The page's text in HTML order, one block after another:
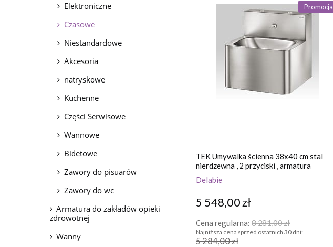
Elektroniczne
Czasowe
Niestandardowe
Akcesoria
natryskowe
Kuchenne
Części Serwisowe
Wannowe
Bidetowe
Zawory do pisuarów
Zawory do wc
Armatura do zakładów opieki
zdrowotnej
Wanny
TEK Umywalka ścienna 38x40 cm stal
nierdzewna , 2 przyciski , armatura
Delabie
5 548,00 zł
Cena regularna: 8 281,00 zł
Najniższa cena sprzed ostatnich 30 dni:
5 284,00 zł
Promocja